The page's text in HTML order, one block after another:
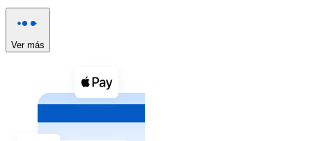
Ver todo
Compra criptomonedas con efectivo en tu tienda más
Comprar con efectivo
Ver más